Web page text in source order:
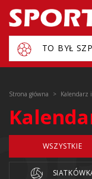
TO BYŁ
Strona główna Kalendarz
WSZYSTKIE